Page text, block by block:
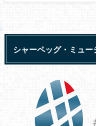
シャーペッグ・ミュ